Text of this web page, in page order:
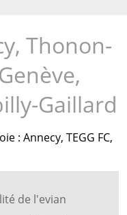
Thonon-
Gaillard
: Annecy, TEGG FC,
de l'evian